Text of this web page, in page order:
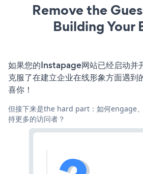
Remove the
Building Your
如果您的Instapage网站已经启动并
克服了在建立企业在线形象方面遇到
喜你！
但接下来是the hard part：如何engage
持更多的访问者？